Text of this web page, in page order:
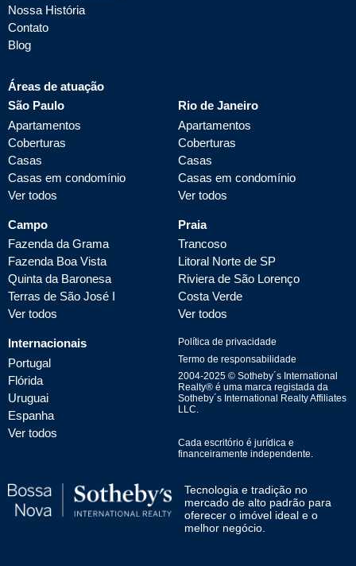
Nossa História
Contato
Blog
Áreas de atuação
São Paulo
Apartamentos
Coberturas
Casas
Casas em condomínio
Ver todos
Rio de Janeiro
Apartamentos
Coberturas
Casas
Casas em condomínio
Ver todos
Campo
Fazenda da Grama
Fazenda Boa Vista
Quinta da Baronesa
Terras de São José I
Ver todos
Praia
Trancoso
Litoral Norte de SP
Riviera de São Lorenço
Costa Verde
Ver todos
Internacionais
Portugal
Flórida
Uruguai
Espanha
Ver todos
Política de privacidade
Termo de responsabilidade
2004-2025 © Sotheby´s International
Realty® é uma marca registada da
Sotheby´s International Realty Affiliates
LLC.
Cada escritório é jurídica e
financeiramente independente.
Tecnologia e tradição no
mercado de alto padrão para
oferecer o imóvel ideal e o
melhor negócio.